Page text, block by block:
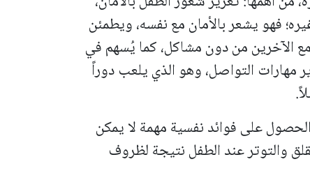
فهو يشعر بالأمان مع نفسه، ويطمئن
الآخرين من دون مشاكل، كما يُسهم في
مهارات التواصل، وهو الذي يلعب دوراً
على فوائد نفسية مهمة لا يمكن
والتوتر عند الطفل نتيجة لظروف